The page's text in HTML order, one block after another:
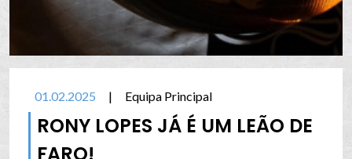
01.02.2025 | Equipa Principal
RONY LOPES JÁ É UM LEÃO DE